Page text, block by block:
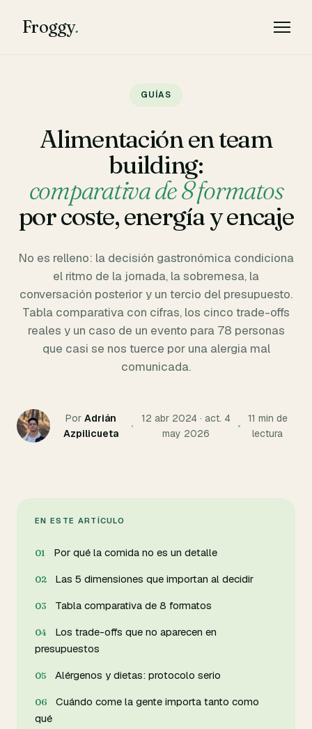
Froggy.
GUÍAS
Alimentación en team
building:
comparativa de 8 formatos
por coste, energía y encaje
No es relleno: la decisión gastronómica condiciona
el ritmo de la jornada, la sobremesa, la
conversación posterior y un tercio del presupuesto.
Tabla comparativa con cifras, los cinco trade-offs
reales y un caso de un evento para 78 personas
que casi se nos tuerce por una alergia mal
comunicada.
PorAdrián
Azpilicueta
12 abr 2024 · act. 4
may 2026
11 min de
lectura
EN ESTE ARTÍCULO
Por qué la comida no es un detalle
Las 5 dimensiones que importan al decidir
Tabla comparativa de 8 formatos
Los trade-offs que no aparecen en
presupuestos
Alérgenos y dietas: protocolo serio
Cuándo come la gente importa tanto como
qué